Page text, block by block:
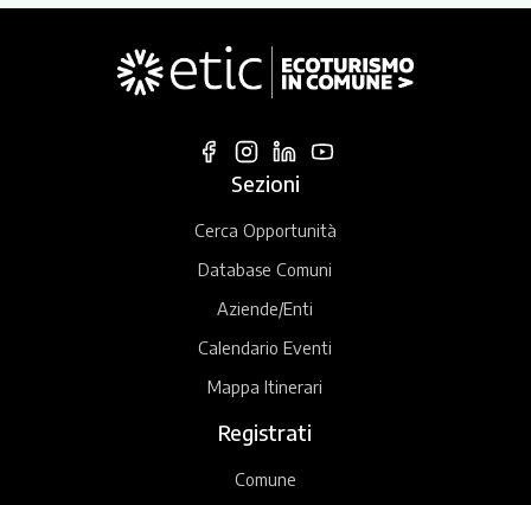
Sezioni
Cerca Opportunità
Database Comuni
Aziende/Enti
Calendario Eventi
Mappa Itinerari
Registrati
Comune